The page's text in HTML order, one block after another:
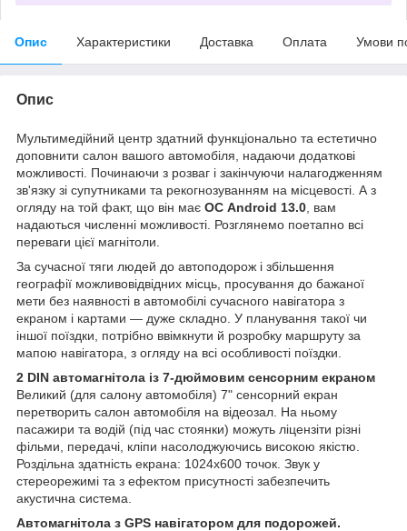
Опис Характеристики Доставка Оплата Умови
Опис
Мультимедійний центр здатний функціонально та естетично
доповнити салон вашого автомобіля, надаючи додаткові
можливості. Починаючи з розваг і закінчуючи налагодженням
зв'язку зі супутниками та рекогнозуванням на місцевості. А з
огляду на той факт, що він має ОС Android 13.0 , вам
надаються численні можливості. Розглянемо поетапно всі
переваги цієї магнітоли.
За сучасної тяги людей до автоподорож і збільшення
географії можливовідвідних місць, просування до бажаної
мети без наявності в автомобілі сучасного навігатора з
екраном і картами — дуже складно. У планування такої чи
іншої поїздки, потрібно ввімкнути й розробку маршруту за
мапою навігатора, з огляду на всі особливості поїздки.
2 DIN автомагнітола із 7-дюймовим сенсорним екраном
Великий (для салону автомобіля) 7" сенсорний екран
перетворить салон автомобіля на відеозал. На ньому
пасажири та водій (під час стоянки) можуть ліцензіти різні
фільми, передачі, кліпи насолоджуючись високою якістю.
Роздільна здатність екрана: 1024х600 точок. Звук у
стереорежимі та з ефектом присутності забезпечить
акустична система.
Автомагнітола з GPS навігатором для подорожей.